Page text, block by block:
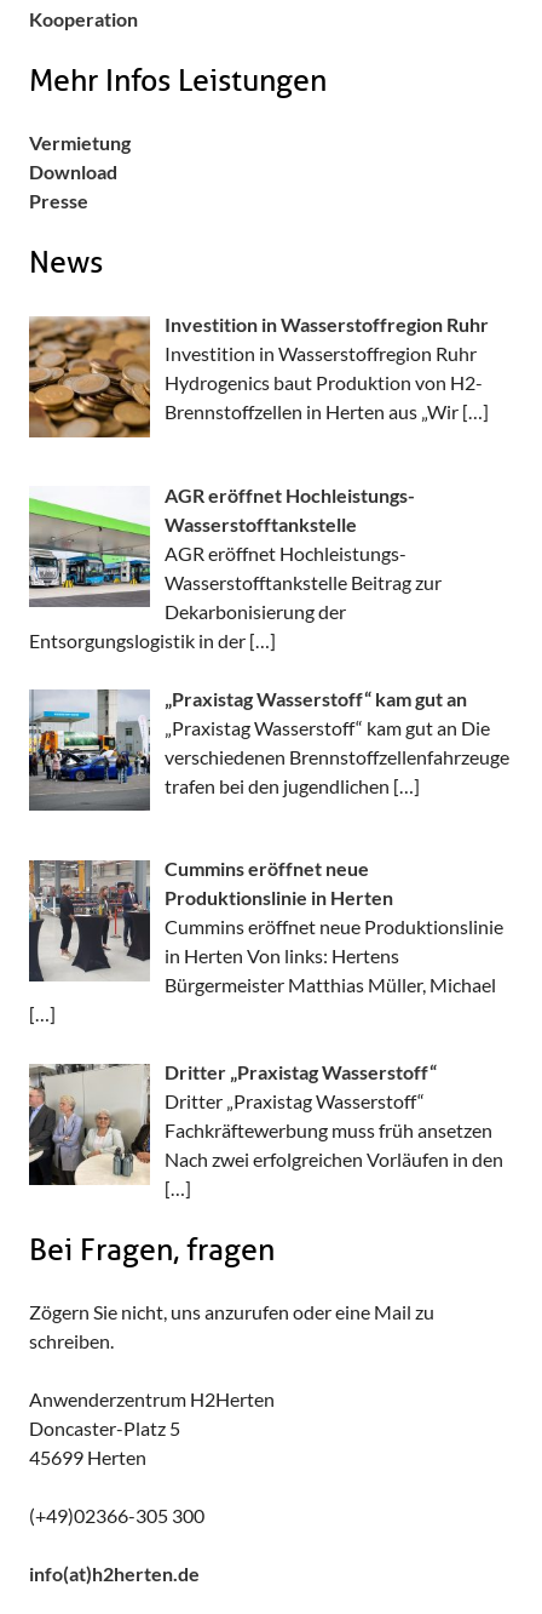
Kooperation
Mehr Infos Leistungen
Vermietung
Download
Presse
News
Investition in Wasserstoffregion Ruhr
Investition in Wasserstoffregion Ruhr
Hydrogenics baut Produktion von H2-
Brennstoffzellen in Herten aus „Wir […]
AGR eröffnet Hochleistungs-
Wasserstofftankstelle
AGR eröffnet Hochleistungs-
Wasserstofftankstelle Beitrag zur
Dekarbonisierung der
Entsorgungslogistik in der […]
„Praxistag Wasserstoff“ kam gut an
„Praxistag Wasserstoff“ kam gut an Die
verschiedenen Brennstoffzellenfahrzeuge
trafen bei den jugendlichen […]
Cummins eröffnet neue
Produktionslinie in Herten
Cummins eröffnet neue Produktionslinie
in Herten Von links: Hertens
Bürgermeister Matthias Müller, Michael
[…]
Dritter „Praxistag Wasserstoff“
Dritter „Praxistag Wasserstoff“
Fachkräftewerbung muss früh ansetzen
Nach zwei erfolgreichen Vorläufen in den
[…]
Bei Fragen, fragen
Zögern Sie nicht, uns anzurufen oder eine Mail zu
schreiben.
Anwenderzentrum H2Herten
Doncaster-Platz 5
45699 Herten
(+49)02366-305 300
info(at)h2herten.de